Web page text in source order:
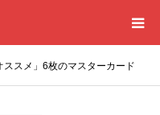
ススメ」6枚のマスターカード